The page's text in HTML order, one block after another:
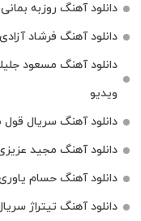
دانلود آهنگ روزبه
دانلود آهنگ فرشاد
ویدیو
دانلود آهنگ سریال قول
دانلود آهنگ مجید
دانلود آهنگ حسام
دانلود آهنگ تیتراژ